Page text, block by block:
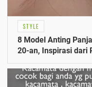
STYLE
8 Model Anting
20-an, Inspirasi dari